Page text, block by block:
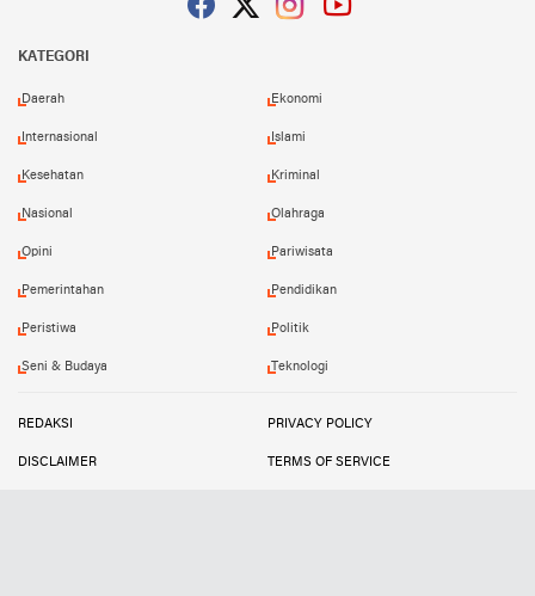
KATEGORI
Daerah Ekonomi
Internasional Islami
Kesehatan Kriminal
Nasional Olahraga
Opini Pariwisata
Pemerintahan Pendidikan
Peristiwa Politik
Seni & Budaya Teknologi
REDAKSI PRIVACY POLICY
DISCLAIMER TERMS OF SERVICE